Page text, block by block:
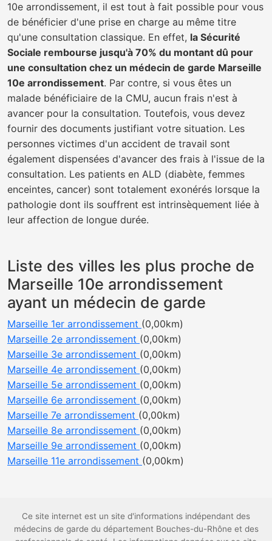
10e arrondissement, il est tout à fait possible pour vous
de bénéficier d'une prise en charge au même titre
qu'une consultation classique. En effet, la Sécurité
Sociale rembourse jusqu'à 70% du montant dû pour
une consultation chez un médecin de garde Marseille
10e arrondissement. Par contre, si vous êtes un
malade bénéficiaire de la CMU, aucun frais n'est à
avancer pour la consultation. Toutefois, vous devez
fournir des documents justifiant votre situation. Les
personnes victimes d'un accident de travail sont
également dispensées d'avancer des frais à l'issue de la
consultation. Les patients en ALD (diabète, femmes
enceintes, cancer) sont totalement exonérés lorsque la
pathologie dont ils souffrent est intrinsèquement liée à
leur affection de longue durée.
Liste des villes les plus proche de
Marseille 10e arrondissement
ayant un médecin de garde
Marseille 1er arrondissement (0,00km)
Marseille 2e arrondissement (0,00km)
Marseille 3e arrondissement (0,00km)
Marseille 4e arrondissement (0,00km)
Marseille 5e arrondissement (0,00km)
Marseille 6e arrondissement (0,00km)
Marseille 7e arrondissement (0,00km)
Marseille 8e arrondissement (0,00km)
Marseille 9e arrondissement (0,00km)
Marseille 11e arrondissement (0,00km)
Ce site internet est un site d'informations indépendant des
médecins de garde du département Bouches-du-Rhône et des